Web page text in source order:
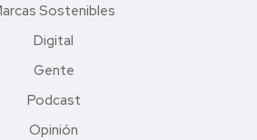
Sostenibles
Digital
Gente
Podcast
Opinión